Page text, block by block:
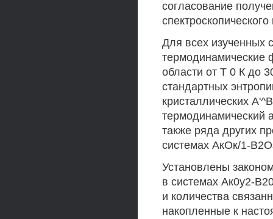
согласование
Для всех изученных
термодинамические
области от Т 0 К до
стандартных
кристаллических
термодинамический
также ряда других
системах АкОк/1-
Установлены
в системах Ак0у2-
и количества
накопленные к